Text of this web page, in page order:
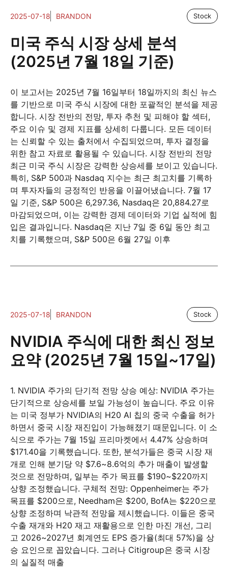
2025-07-18 BRANDON Stock
미국 주식 시장 상세 분석
(2025년 7월 18일 기준)
이 보고서는 2025년 7월 16일부터 18일까지의 최신 뉴스
를 기반으로 미국 주식 시장에 대한 포괄적인 분석을 제공
합니다. 시장 전반의 전망, 투자 추천 및 피해야 할 섹터,
주요 이슈 및 경제 지표를 상세히 다룹니다. 모든 데이터
는 신뢰할 수 있는 출처에서 수집되었으며, 투자 결정을
위한 참고 자료로 활용될 수 있습니다. 시장 전반의 전망
최근 미국 주식 시장은 강력한 상승세를 보이고 있습니다.
특히, S&P 500과 Nasdaq 지수는 최근 최고치를 기록하
며 투자자들의 긍정적인 반응을 이끌어냈습니다. 7월 17
일 기준, S&P 500은 6,297.36, Nasdaq은 20,884.27로
마감되었으며, 이는 강력한 경제 데이터와 기업 실적에 힘
입은 결과입니다. Nasdaq은 지난 7일 중 6일 동안 최고
치를 기록했으며, S&P 500은 6월 27일 이후
2025-07-18 BRANDON Stock
NVIDIA 주식에 대한 최신 정보
요약 (2025년 7월 15일~17일)
1. NVIDIA 주가의 단기적 전망 상승 예상: NVIDIA 주가는
단기적으로 상승세를 보일 가능성이 높습니다. 주요 이유
는 미국 정부가 NVIDIA의 H20 AI 칩의 중국 수출을 허가
하면서 중국 시장 재진입이 가능해졌기 때문입니다. 이 소
식으로 주가는 7월 15일 프리마켓에서 4.47% 상승하며
$171.40을 기록했습니다. 또한, 분석가들은 중국 시장 재
개로 인해 분기당 약 $7.6~8.6억의 추가 매출이 발생할
것으로 전망하며, 일부는 주가 목표를 $190~$220까지
상향 조정했습니다. 구체적 전망: Oppenheimer는 주가
목표를 $200으로, Needham은 $200, BofA는 $220으로
상향 조정하며 낙관적 전망을 제시했습니다. 이들은 중국
수출 재개와 H20 재고 재활용으로 인한 마진 개선, 그리
고 2026~2027년 회계연도 EPS 증가율(최대 57%)을 상
승 요인으로 꼽았습니다. 그러나 Citigroup은 중국 시장
의 실질적 매출